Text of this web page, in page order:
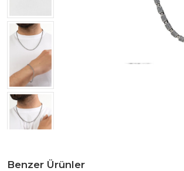
Benzer Ürünler